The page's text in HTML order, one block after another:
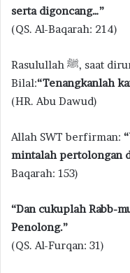
serta digoncang…”
(QS. Al-Baqarah: 214)
Rasulullah ﷺ, saat dirundung duka, berkata kepada
Bilal:“Tenangkanlah
(HR. Abu Dawud)
Allah SWT berfirman:
mintalah pertolongan
Baqarah: 153)
“Dan cukuplah Rabb-
Penolong.”
(QS. Al-Furqan: 31)